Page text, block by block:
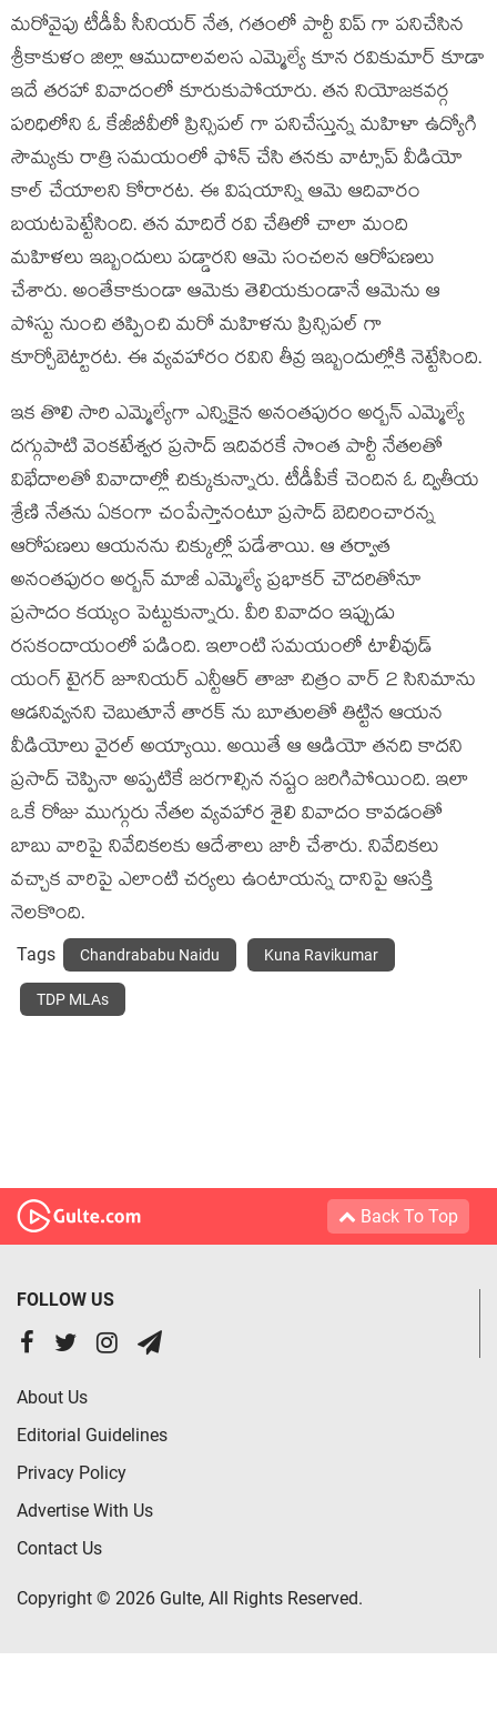
మరోవైపు టీడీపీ సీనియర్ నేత, గతంలో పార్టీ విప్ గా పనిచేసిన
శ్రీకాకుళం జిల్లా ఆముదాలవలస ఎమ్మెల్యే కూన రవికుమార్ కూడా
ఇదే తరహా వివాదంలో కూరుకుపోయారు. తన నియోజకవర్గ
పరిధిలోని ఓ కేజీబీవీలో ప్రిన్సిపల్ గా పనిచేస్తున్న మహిళా ఉద్యోగి
సౌమ్యకు రాత్రి సమయంలో ఫోన్ చేసి తనకు వాట్సాప్ వీడియో
కాల్ చేయాలని కోరారట. ఈ విషయాన్ని ఆమె ఆదివారం
బయటపెట్టేసింది. తన మాదిరే రవి చేతిలో చాలా మంది
మహిళలు ఇబ్బందులు పడ్డారని ఆమె సంచలన ఆరోపణలు
చేశారు. అంతేకాకుండా ఆమెకు తెలియకుండానే ఆమెను ఆ
పోస్టు నుంచి తప్పించి మరో మహిళను ప్రిన్సిపల్ గా
కూర్చోబెట్టారట. ఈ వ్యవహారం రవిని తీవ్ర ఇబ్బందుల్లోకి నెట్టేసింది.
ఇక తొలి సారి ఎమ్మెల్యేగా ఎన్నికైన అనంతపురం అర్బన్ ఎమ్మెల్యే
దగ్గుపాటి వెంకటేశ్వర ప్రసాద్ ఇదివరకే సొంత పార్టీ నేతలతో
విభేదాలతో వివాదాల్లో చిక్కుకున్నారు. టీడీపీకే చెందిన ఓ ద్వితీయ
శ్రేణి నేతను ఏకంగా చంపేస్తానంటూ ప్రసాద్ బెదిరించారన్న
ఆరోపణలు ఆయనను చిక్కుల్లో పడేశాయి. ఆ తర్వాత
అనంతపురం అర్బన్ మాజీ ఎమ్మెల్యే ప్రభాకర్ చౌదరితోనూ
ప్రసాదం కయ్యం పెట్టుకున్నారు. వీరి వివాదం ఇప్పుడు
రసకందాయంలో పడింది. ఇలాంటి సమయంలో టాలీవుడ్
యంగ్ టైగర్ జూనియర్ ఎన్టీఆర్ తాజా చిత్రం వార్ 2 సినిమాను
ఆడనివ్వనని చెబుతూనే తారక్ ను బూతులతో తిట్టిన ఆయన
వీడియోలు వైరల్ అయ్యాయి. అయితే ఆ ఆడియో తనది కాదని
ప్రసాద్ చెప్పినా అప్పటికే జరగాల్సిన నష్టం జరిగిపోయింది. ఇలా
ఒకే రోజు ముగ్గురు నేతల వ్యవహార శైలి వివాదం కావడంతో
బాబు వారిపై నివేదికలకు ఆదేశాలు జారీ చేశారు. నివేదికలు
వచ్చాక వారిపై ఎలాంటి చర్యలు ఉంటాయన్న దానిపై ఆసక్తి
నెలకొంది.
Tags Chandrababu Naidu Kuna Ravikumar
TDP MLAs
Back To Top
FOLLOW US
About Us
Editorial Guidelines
Privacy Policy
Advertise With Us
Contact Us
Copyright © 2026 Gulte, All Rights Reserved.